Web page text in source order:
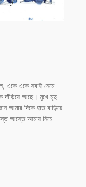
একে একে সবাই নেমে
দাঁড়িয়ে আছে। মুখে মৃদু
আমার দিকে হাত বাড়িয়ে
আস্তে আমায় নিচে